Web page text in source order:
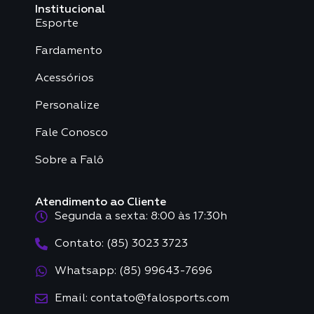
Institucional
Esporte
Fardamento
Acessórios
Personalize
Fale Conosco
Sobre a Falô
Atendimento ao Cliente
Segunda a sexta: 8:00 às 17:30h
Contato: (85) 3023 3723
Whatsapp: (85) 99643-7696
Email: contato@falosports.com